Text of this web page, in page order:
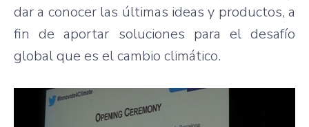
dar a conocer las últimas ideas y productos, a
fin de aportar soluciones para el desafío
global que es el cambio climático.